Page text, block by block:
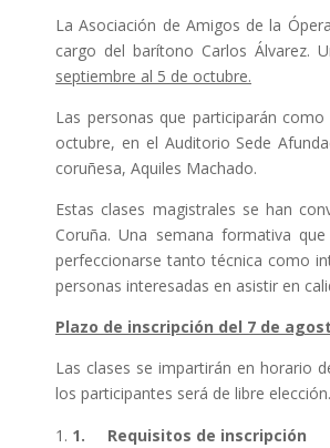
La Asociación de Amigos de la
cargo del barítono Carlos Álvarez.
septiembre al 5 de octubre.
Las personas que participarán
octubre, en el Auditorio Sede
coruñesa, Aquiles Machado.
Estas clases magistrales se han
Coruña. Una semana formativa
perfeccionarse tanto técnica como
personas interesadas en asistir en
Plazo de inscripción del 7 de
Las clases se impartirán en horario
los participantes será de libre elección.
1. Requisitos de inscripción